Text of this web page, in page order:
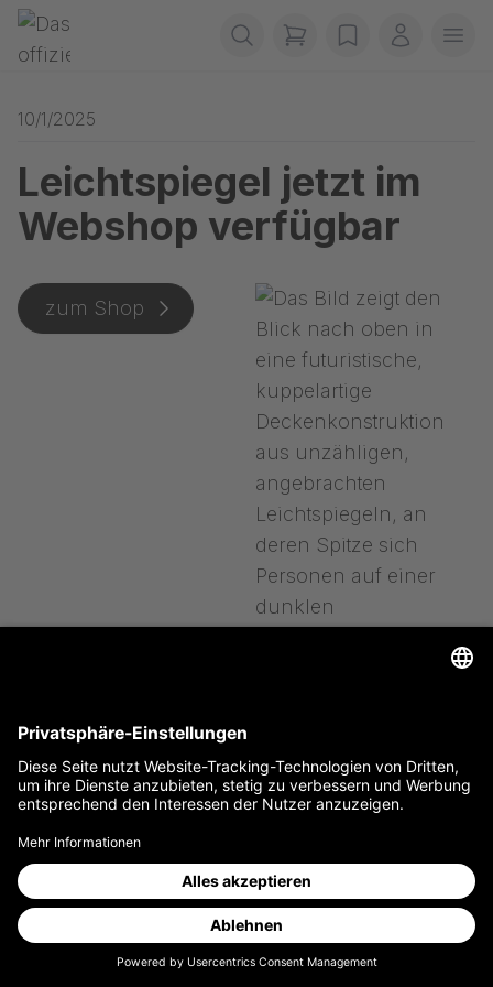
Navigation überspringen
Gerriets
items in cart, view
wishlistMein
10/1/2025
Leichtspiegel jetzt im
Webshop verfügbar
zum Shop